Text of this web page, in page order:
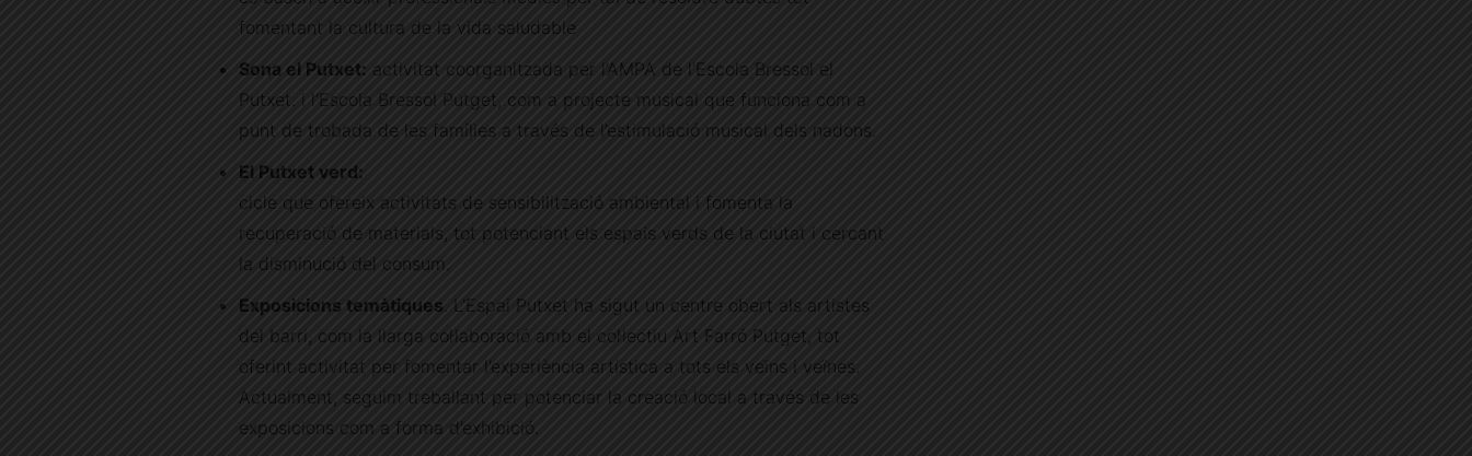
fomentant la cultura de la vida saludable
Sona el Putxet: activitat coorganitzada per l’AMPA de l’Escola Bressol el
Putxet. i l’Escola Bressol Putget, com a projecte musical que funciona com a
punt de trobada de les famílies a través de l’estimulació musical dels nadons.
El Putxet verd:
cicle que ofereix activitats de sensibilització ambiental i fomenta la
recuperació de materials, tot potenciant els espais verds de la ciutat i cercant
la disminució del consum.
Exposicions temàtiques . L’Espai Putxet ha sigut un centre obert als artistes
del barri, com la llarga col·laboració amb el col·lectiu Art Farró Putget, tot
oferint activitat per fomentar l’experiència artística a tots els veïns i veïnes.
Actualment, seguim treballant per potenciar la creació local a través de les
exposicions com a forma d’exhibició.